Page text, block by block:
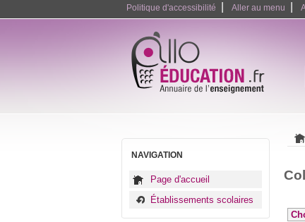
Politique d'accessibilité Aller au menu
NAVIGATION
Page d'accueil
Établissements scolaires